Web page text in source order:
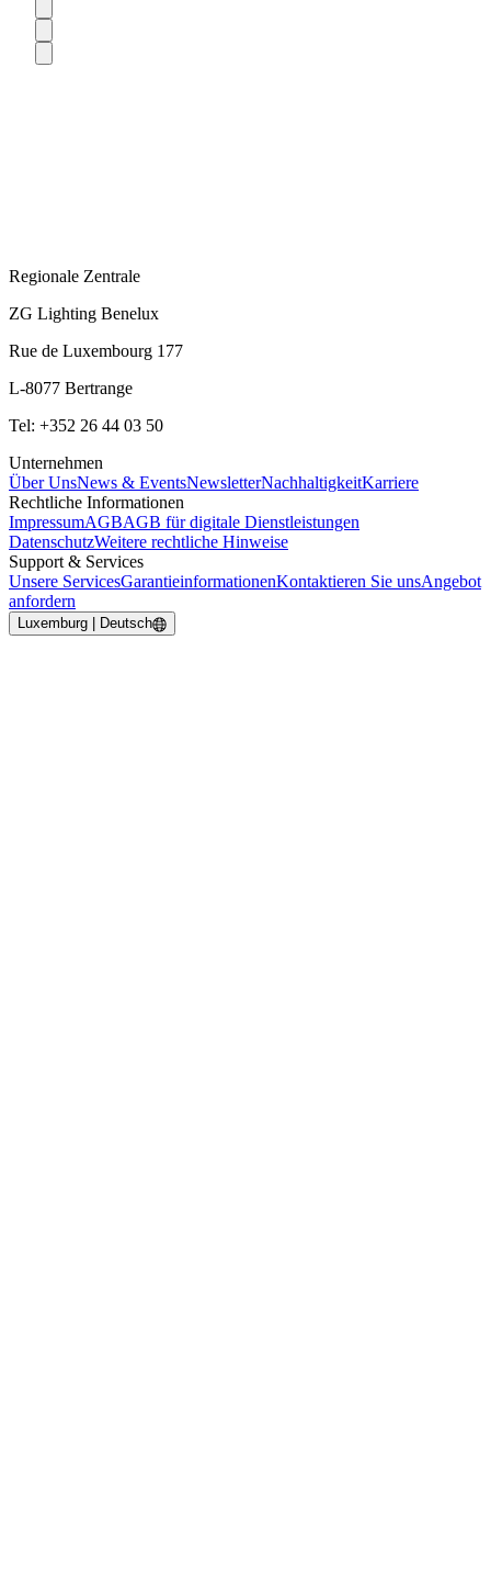
Regionale Zentrale
ZG Lighting Benelux
Rue de Luxembourg 177
L-8077 Bertrange
Tel: +352 26 44 03 50
Unternehmen
Über UnsNews & EventsNewsletterNachhaltigkeitKarriere
Rechtliche Informationen
ImpressumAGBAGB für digitale Dienstleistungen
DatenschutzWeitere rechtliche Hinweise
Support & Services
Unsere ServicesGarantieinformationenKontaktieren Sie unsAngebot
anfordern
Luxemburg | Deutsch